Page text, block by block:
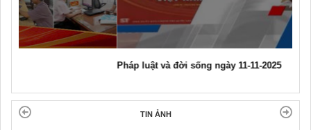
Pháp luật và đời sống ngày 11-11-2025
TIN ẢNH